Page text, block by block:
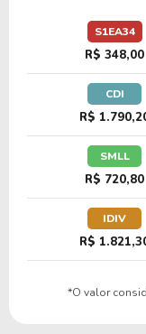
33,93
16,88
S1EA34
R$ 348,00
CDI
R$
SMLL
R$ 720,80
IDIV
R$
*O valor